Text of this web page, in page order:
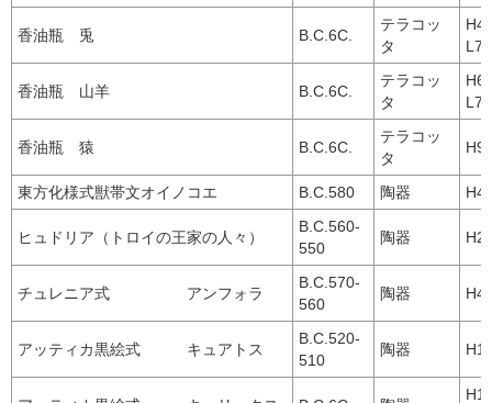
香油瓶 兎 B.C.6C.
テラコッ
タ
香油瓶 山羊 B.C.6C.
テラコッ
タ
香油瓶 猿 B.C.6C.
テラコッ
タ
東方化様式獣帯文オイノコエ B.C.580 陶器
ヒュドリア（トロイの王家の人々）
B.C.560-
550
陶器
チュレニア式 アンフォラ
B.C.570-
560
陶器
アッティカ黒絵式 キュアトス
B.C.520-
510
陶器